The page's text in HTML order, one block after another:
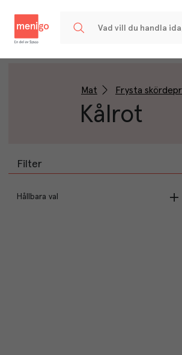
Mat Frysta
Kålrot
Filter
Hållbara val